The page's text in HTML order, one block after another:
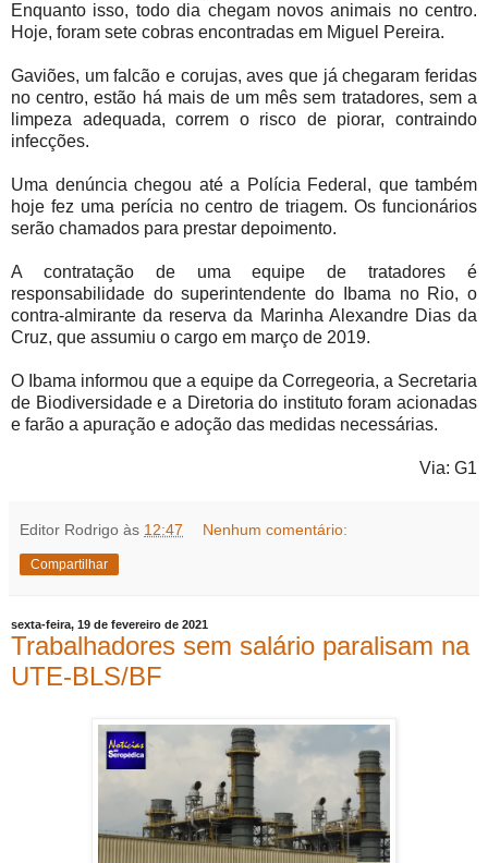
Enquanto isso, todo dia chegam novos animais no centro.
Hoje, foram sete cobras encontradas em Miguel Pereira.
Gaviões, um falcão e corujas, aves que já chegaram feridas
no centro, estão há mais de um mês sem tratadores, sem a
limpeza adequada, correm o risco de piorar, contraindo
infecções.
Uma denúncia chegou até a Polícia Federal, que também
hoje fez uma perícia no centro de triagem. Os funcionários
serão chamados para prestar depoimento.
A contratação de uma equipe de tratadores é
responsabilidade do superintendente do Ibama no Rio, o
contra-almirante da reserva da Marinha Alexandre Dias da
Cruz, que assumiu o cargo em março de 2019.
O Ibama informou que a equipe da Corregeoria, a Secretaria
de Biodiversidade e a Diretoria do instituto foram acionadas
e farão a apuração e adoção das medidas necessárias.
Via: G1
Editor Rodrigo às 12:47 Nenhum comentário:
Compartilhar
sexta-feira, 19 de fevereiro de 2021
Trabalhadores sem salário paralisam na
UTE-BLS/BF